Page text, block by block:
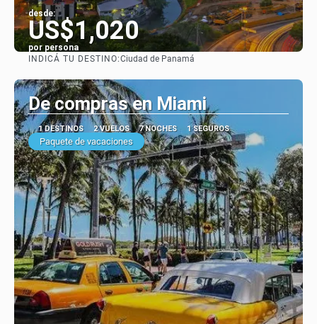
desde:
US$1,020
por persona
INDICÁ TU DESTINO:Ciudad de Panamá
De compras en Miami
1 DESTINOS 2 VUELOS 7 NOCHES 1 SEGUROS
Paquete de vacaciones